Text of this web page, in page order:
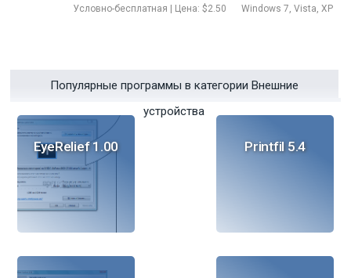
Условно-бесплатная | Цена: $2.50 Windows 7, Vista, XP
Популярные программы в категории Внешние
устройства
EyeRelief 1.00 Printfil 5.4